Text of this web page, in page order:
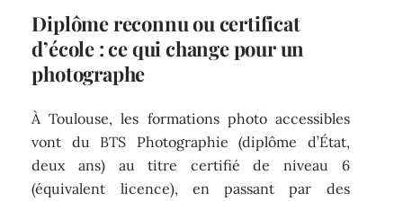
Diplôme reconnu ou certificat
d’école : ce qui change pour un
photographe
À Toulouse, les formations photo accessibles
vont du BTS Photographie (diplôme d’État,
deux ans) au titre certifié de niveau 6
(équivalent licence), en passant par des